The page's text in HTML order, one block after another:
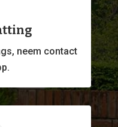
neem contact